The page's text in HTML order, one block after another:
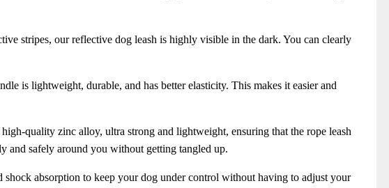
stripes, our reflective dog leash is highly visible in the dark. You can clearly
is lightweight, durable, and has better elasticity. This makes it easier and
quality zinc alloy, ultra strong and lightweight, ensuring that the rope leash
and safely around you without getting tangled up.
absorption to keep your dog under control without having to adjust your